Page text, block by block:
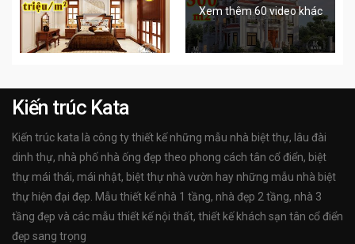
Xem thêm 60 video khác
Kiến trúc Kata
Kiến trúc kata là công ty thiết kế những mẫu nhà biệt thự, lâu đài
dinh thự, nhà phố nhà ống đẹp theo phong cách tân cổ điển, biệt
thự mái thái, mái nhật, biệt thự nhà vườn hay những mẫu nhà biệt
thự hiện đại đẹp. Mẫu thiết kế nhà 1 tầng, nhà đẹp 2 tầng, nhà 3
tầng đẹp và các mẫu thiết kế nội thất, thiết kế khách sạn tân cổ điển
đẹp sang trọng